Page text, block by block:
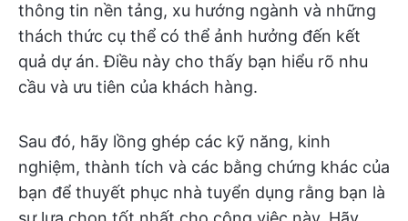
thông tin nền tảng, xu hướng ngành và những
thách thức cụ thể có thể ảnh hưởng đến kết
quả dự án. Điều này cho thấy bạn hiểu rõ nhu
cầu và ưu tiên của khách hàng.
Sau đó, hãy lồng ghép các kỹ năng, kinh
nghiệm, thành tích và các bằng chứng khác của
bạn để thuyết phục nhà tuyển dụng rằng bạn là